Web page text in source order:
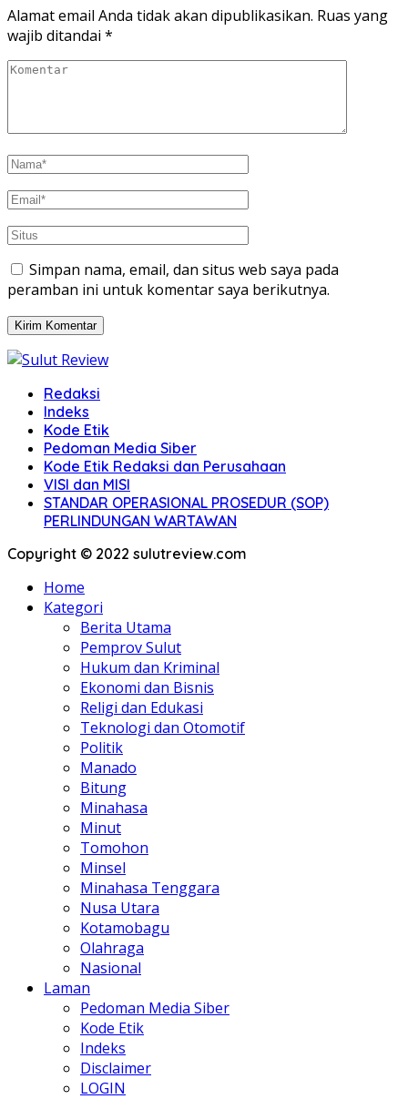
baru) baru)
Alamat email Anda tidak akan dipublikasikan. Ruas yang
wajib ditandai *
Simpan nama, email, dan situs web saya pada
peramban ini untuk komentar saya berikutnya.
Redaksi
Indeks
Kode Etik
Pedoman Media Siber
Kode Etik Redaksi dan Perusahaan
VISI dan MISI
STANDAR OPERASIONAL PROSEDUR (SOP)
PERLINDUNGAN WARTAWAN
Copyright © 2022 sulutreview.com
Home
Kategori
Berita Utama
Pemprov Sulut
Hukum dan Kriminal
Ekonomi dan Bisnis
Religi dan Edukasi
Teknologi dan Otomotif
Politik
Manado
Bitung
Minahasa
Minut
Tomohon
Minsel
Minahasa Tenggara
Nusa Utara
Kotamobagu
Olahraga
Nasional
Laman
Pedoman Media Siber
Kode Etik
Indeks
Disclaimer
LOGIN